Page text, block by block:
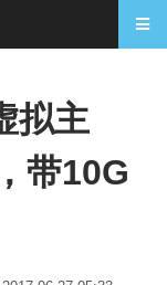
拟主
带10G